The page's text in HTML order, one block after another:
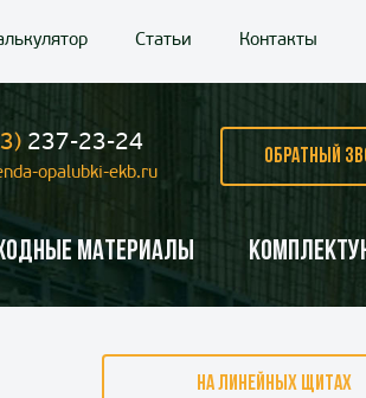
Статьи Контакты
237-23-24
opalubki-ekb.ru
ОБРАТНЫЙ
материалы
НА ЛИНЕЙНЫХ ЩИТАХ